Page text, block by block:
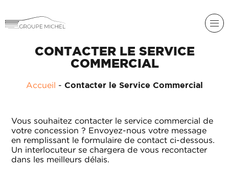
LIGIER
MICROCAR
SERVICES
GROUPE
MICHEL
ACADÉMIE
CONTACTER LE SERVICE
COMMERCIAL
Accueil - Contacter le Service Commercial
Vous souhaitez contacter le service commercial de
votre concession ? Envoyez-nous votre message
en remplissant le formulaire de contact ci-dessous.
Un interlocuteur se chargera de vous recontacter
dans les meilleurs délais.